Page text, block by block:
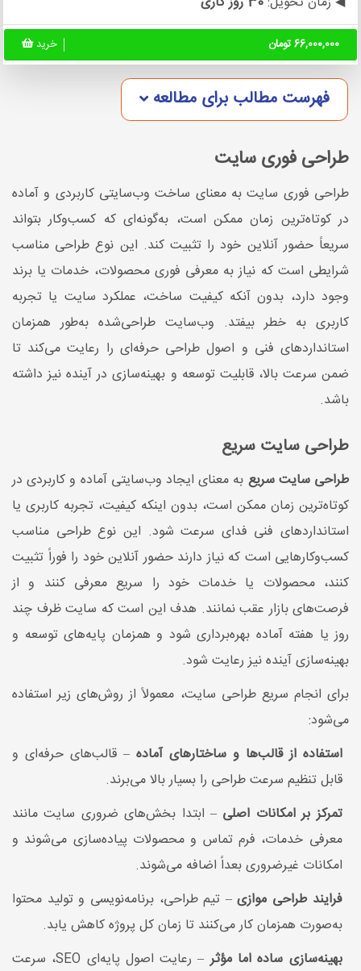
66,000,000 تومان خرید
فهرست مطالب برای مطالعه
طراحی فوری سایت
طراحی فوری سایت به معنای ساخت وب‌سایتی کاربردی و آماده
در کوتاه‌ترین زمان ممکن است، به‌گونه‌ای که کسب‌وکار بتواند
سریعاً حضور آنلاین خود را تثبیت کند. این نوع طراحی مناسب
شرایطی است که نیاز به معرفی فوری محصولات، خدمات یا برند
وجود دارد، بدون آنکه کیفیت ساخت، عملکرد سایت یا تجربه
کاربری به خطر بیفتد. وب‌سایت طراحی‌شده به‌طور همزمان
استانداردهای فنی و اصول طراحی حرفه‌ای را رعایت می‌کند تا
ضمن سرعت بالا، قابلیت توسعه و بهینه‌سازی در آینده نیز داشته
باشد.
طراحی سایت سریع
طراحی سایت سریع به معنای ایجاد وب‌سایتی آماده و کاربردی در
کوتاه‌ترین زمان ممکن است، بدون اینکه کیفیت، تجربه کاربری یا
استانداردهای فنی فدای سرعت شود. این نوع طراحی مناسب
کسب‌وکارهایی است که نیاز دارند حضور آنلاین خود را فوراً تثبیت
کنند، محصولات یا خدمات خود را سریع معرفی کنند و از
فرصت‌های بازار عقب نمانند. هدف این است که سایت ظرف چند
روز یا هفته آماده بهره‌برداری شود و همزمان پایه‌های توسعه و
بهینه‌سازی آینده نیز رعایت شود.
برای انجام سریع طراحی سایت، معمولاً از روش‌های زیر استفاده
می‌شود:
استفاده از قالب‌ها و ساختارهای آماده – قالب‌های حرفه‌ای و
قابل تنظیم سرعت طراحی را بسیار بالا می‌برند.
تمرکز بر امکانات اصلی – ابتدا بخش‌های ضروری سایت مانند
معرفی خدمات، فرم تماس و محصولات پیاده‌سازی می‌شوند و
امکانات غیرضروری بعداً اضافه می‌شوند.
فرایند طراحی موازی– تیم طراحی، برنامه‌نویسی و تولید محتوا
به‌صورت همزمان کار می‌کنند تا زمان کل پروژه کاهش یابد.
بهینه‌سازی ساده اما مؤثر
– رعایت اصول پایه‌ای SEO، سرعت